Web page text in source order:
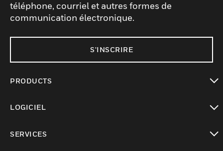
téléphone, courriel et autres formes de
communication électronique.
S'INSCRIRE
PRODUCTS
LOGICIEL
SERVICES